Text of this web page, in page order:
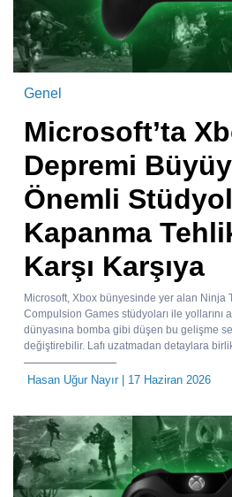
Genel
Microsoft’ta
Depremi
Önemli
Kapanma
Karşı Karşıya
Microsoft, Xbox bünyesinde yer alan Ninja
Compulsion Games stüdyoları ile yollarını
dünyasına bomba gibi düşen bu gelişme
değiştirebilir. Lafı uzatmadan detaylara
Hasan Uğur Nayır| 17 Haziran 2026